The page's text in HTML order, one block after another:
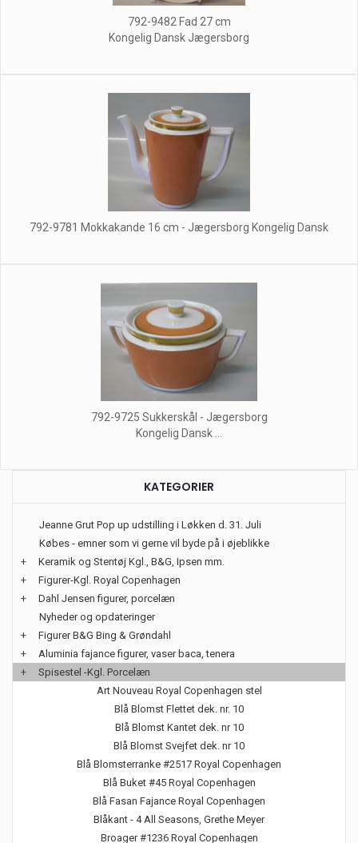
792-9482 Fad 27 cm
Kongelig Dansk Jægersborg
792-9781 Mokkakande 16 cm - Jægersborg Kongelig Dansk
792-9725 Sukkerskål - Jægersborg
Kongelig Dansk ...
KATEGORIER
Jeanne Grut Pop up udstilling i Løkken d. 31. Juli
Købes - emner som vi gerne vil byde på i øjeblikke
+
Keramik og Stentøj Kgl., B&G, Ipsen mm.
+
Figurer-Kgl. Royal Copenhagen
+
Dahl Jensen figurer, porcelæn
Nyheder og opdateringer
+
Figurer B&G Bing & Grøndahl
+
Aluminia fajance figurer, vaser baca, tenera
+
Spisestel -Kgl. Porcelæn
Art Nouveau Royal Copenhagen stel
Blå Blomst Flettet dek. nr. 10
Blå Blomst Kantet dek. nr 10
Blå Blomst Svejfet dek. nr 10
Blå Blomsterranke #2517 Royal Copenhagen
Blå Buket #45 Royal Copenhagen
Blå Fasan Fajance Royal Copenhagen
Blåkant - 4 All Seasons, Grethe Meyer
Broager #1236 Royal Copenhagen